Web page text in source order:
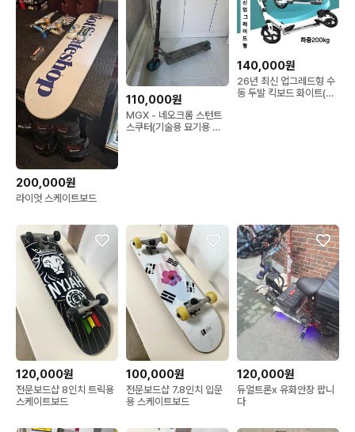
200,000원
라이엇 스케이트보드
110,000원
MGX - 네오크롬 스턴트
스쿠터(기술용 묘기용 킥
140,000원
26년 최신 업그레드형 수
동 두발 킥보드 화이트(새
120,000원
전문보드샵 8인치 트릭용
스케이트보드
100,000원
전문보드샵 7.8인치 입문
용 스케이트보드
120,000원
듀얼트론x 유화안장 팝니
다